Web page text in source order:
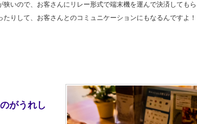
狭いので、お客さんにリレー形式で端末機を運んで決済してもら
たりして、お客さんとのコミュニケーションにもなるんですよ！
がうれし